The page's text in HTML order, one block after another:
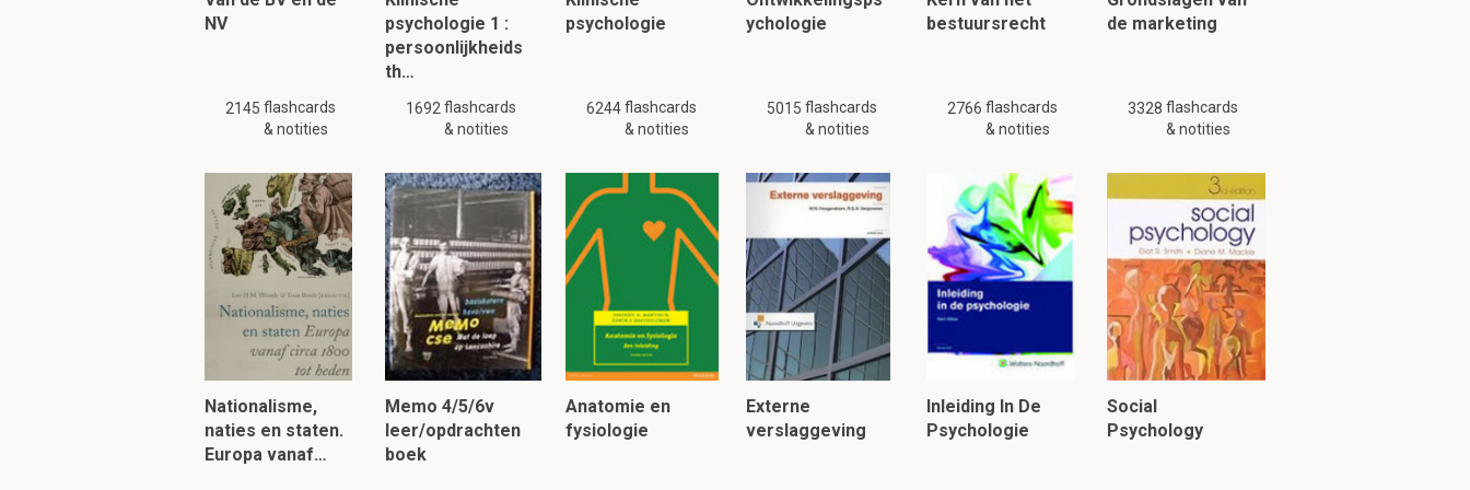
NV
2145 flashcards
& notities
psychologie 1 :
persoonlijkheids
th…
1692 flashcards
& notities
psychologie
6244flashcards
& notities
ychologie
5015 flashcards
& notities
bestuursrecht
2766 flashcards
& notities
de marketing
3328 flashcards
& notities
Nationalisme,
naties en staten.
Europa vanaf…
Memo 4/5/6v
leer/opdrachten
boek
Anatomie en
fysiologie
Externe
verslaggeving
Inleiding In De
Psychologie
Social
Psychology